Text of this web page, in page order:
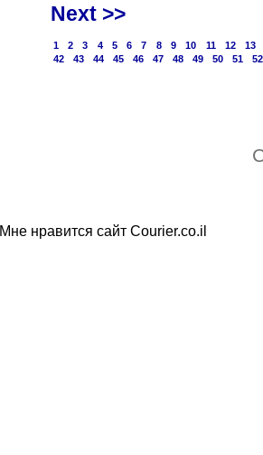
Next >>
1 2 3 4 5 6 7 8 9 10 11 12 13
42
43 44 45 46 47 48 49 50 51
Мне нравится сайт Courier.co.il